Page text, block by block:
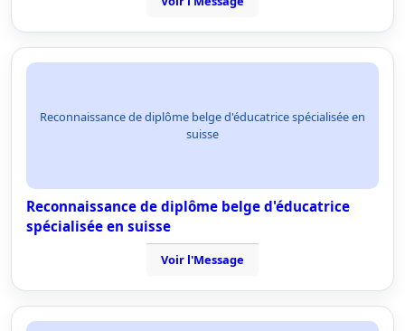
Reconnaissance de diplôme belge d'éducatrice spécialisée en
suisse
Reconnaissance de diplôme belge d'éducatrice
spécialisée en suisse
Voir l'Message